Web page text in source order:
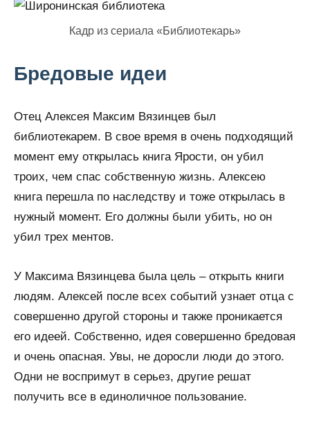
Кадр из сериала «Библиотекарь»
Бредовые идеи
Отец Алексея Максим Вязинцев был
библиотекарем. В свое время в очень подходящий
момент ему открылась книга Ярости, он убил
троих, чем спас собственную жизнь. Алексею
книга перешла по наследству и тоже открылась в
нужный момент. Его должны были убить, но он
убил трех ментов.
У Максима Вязинцева была цель – открыть книги
людям. Алексей после всех событий узнает отца с
совершенно другой стороны и также проникается
его идеей. Собственно, идея совершенно бредовая
и очень опасная. Увы, не доросли люди до этого.
Одни не воспримут в серьез, другие решат
получить все в единоличное пользование.